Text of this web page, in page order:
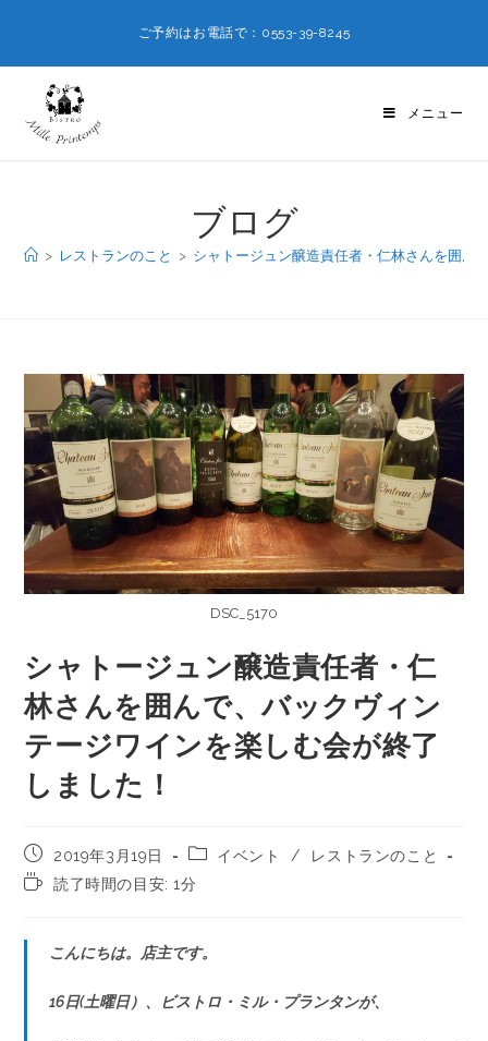
ご予約はお電話で：0553-39-8245
メニュー
ブログ
> レストランのこと > シャトージュン醸造責任者・仁林さんを囲ん
DSC_5170
シャトージュン醸造責任者・仁
林さんを囲んで、バックヴィン
テージワインを楽しむ会が終了
しました！
2019年3月19日 イベント /
レストランのこと
読了時間の目安: 1分
こんにちは。店主です。
16日(土曜日）、ビストロ・ミル・プランタンが、